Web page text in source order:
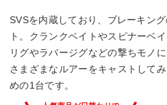
12lb－130m、14lb－110m、
糸巻量PE（号－m）
－
SVSを内蔵しており、ブレーキン
ト。クランクベイトやスピナーベ
リグやラバージグなどの撃ちモノ
さまざまなルアーをキャストして
めの1台です。